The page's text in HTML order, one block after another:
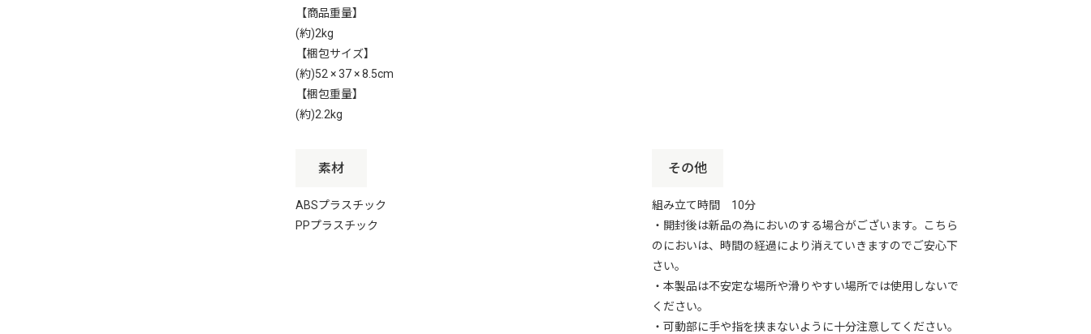
【商品重量】
(約)2kg
【梱包サイズ】
(約)52 × 37 × 8.5cm
【梱包重量】
(約)2.2kg
素材
ABSプラスチック
PPプラスチック
その他
組み立て時間 10分
・開封後は新品の為においのする場合がございます。こちら
のにおいは、時間の経過により消えていきますのでご安心下
さい。
・本製品は不安定な場所や滑りやすい場所では使用しないで
ください。
・可動部に手や指を挟まないように十分注意してください。